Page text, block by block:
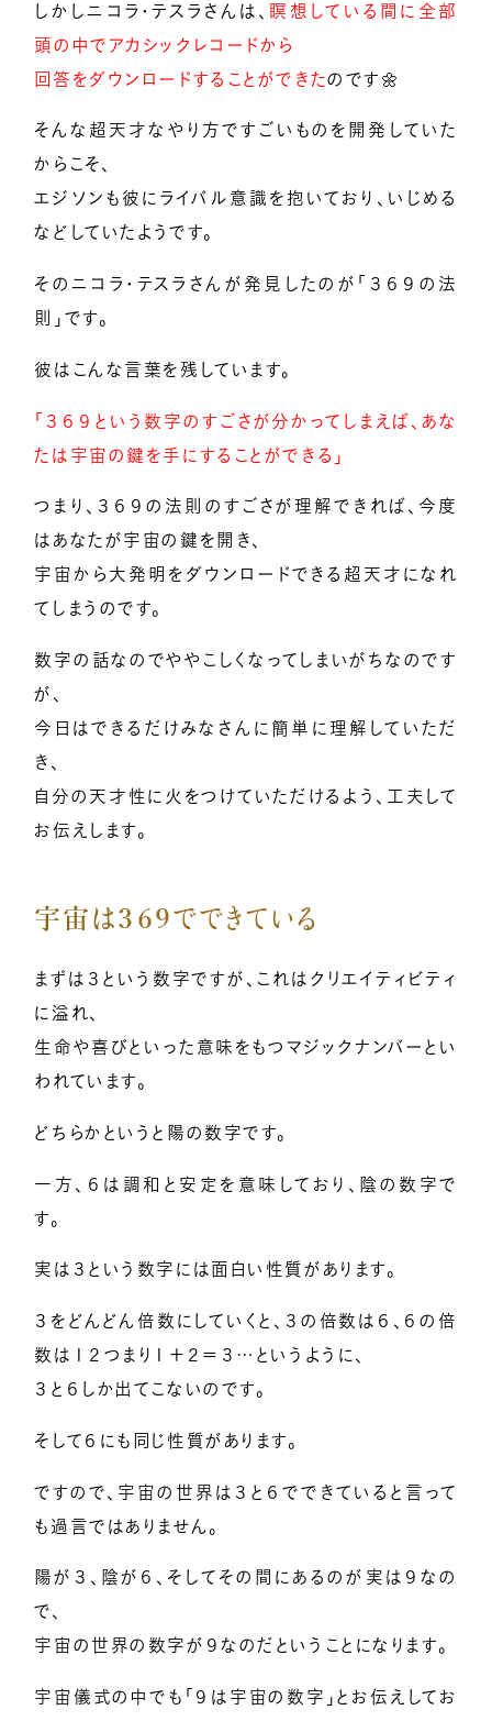
しかしニコラ・テスラさんは、 瞑想している間に全部
頭の中でアカシックレコードから
回答をダウンロードすることができたのです🌼
そんな超天才なやり方ですごいものを開発していた
からこそ、
エジソンも彼にライバル意識を抱いており、いじめる
などしていたようです。
そのニコラ・テスラさんが発見したのが「３６９の法
則」です。
彼はこんな言葉を残しています。
「３６９という数字のすごさが分かってしまえば、あな
たは宇宙の鍵を手にすることができる」
つまり、３６９の法則のすごさが理解できれば、今度
はあなたが宇宙の鍵を開き、
宇宙から大発明をダウンロードできる超天才になれ
てしまうのです。
数字の話なのでややこしくなってしまいがちなのです
が、
今日はできるだけみなさんに簡単に理解していただ
き、
自分の天才性に火をつけていただけるよう、工夫して
お伝えします。
宇宙は３６９でできている
まずは３という数字ですが、これはクリエイティビティ
に溢れ、
生命や喜びといった意味をもつマジックナンバーとい
われています。
どちらかというと陽の数字です。
一方、６は調和と安定を意味しており、陰の数字で
す。
実は３という数字には面白い性質があります。
３をどんどん倍数にしていくと、３の倍数は６、６の倍
数は１２つまり１＋２＝３…というように、
３と６しか出てこないのです。
そして６にも同じ性質があります。
ですので、宇宙の世界は３と６でできていると言って
も過言ではありません。
陽が３、陰が６、そしてその間にあるのが実は９なの
で、
宇宙の世界の数字が９なのだということになります。
宇宙儀式の中でも「９は宇宙の数字」とお伝えしてお